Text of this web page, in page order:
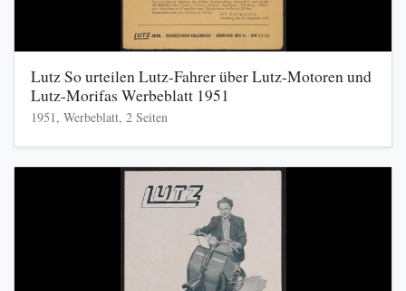
Lutz So urteilen Lutz-Fahrer über Lutz-Motoren und
Lutz-Morifas Werbeblatt 1951
1951, Werbeblatt, 2 Seiten